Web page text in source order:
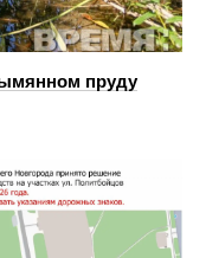
пруду